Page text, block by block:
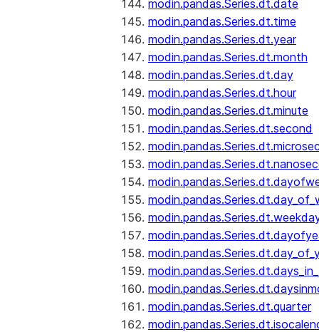
modin.pandas.Series.dt.date
modin.pandas.Series.dt.time
modin.pandas.Series.dt.year
modin.pandas.Series.dt.month
modin.pandas.Series.dt.day
modin.pandas.Series.dt.hour
modin.pandas.Series.dt.minute
modin.pandas.Series.dt.second
modin.pandas.Series.dt.quarter